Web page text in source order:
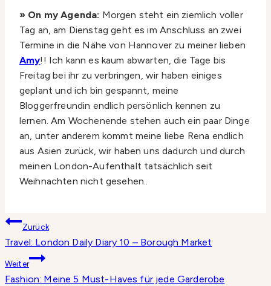
» On my Agenda: Morgen steht ein ziemlich voller
Tag an, am Dienstag geht es im Anschluss an zwei
Termine in die Nähe von Hannover zu meiner lieben
Amy!! Ich kann es kaum abwarten, die Tage bis
Freitag bei ihr zu verbringen, wir haben einiges
geplant und ich bin gespannt, meine
Bloggerfreundin endlich persönlich kennen zu
lernen. Am Wochenende stehen auch ein paar Dinge
an, unter anderem kommt meine liebe Rena endlich
aus Asien zurück, wir haben uns dadurch und durch
meinen London-Aufenthalt tatsächlich seit
Weihnachten nicht gesehen..
Beitragsnavigation
Zurück
Travel: London Daily Diary 10 – Borough Market
Weiter
Fashion: Meine 5 Must-Haves für jede Garderobe